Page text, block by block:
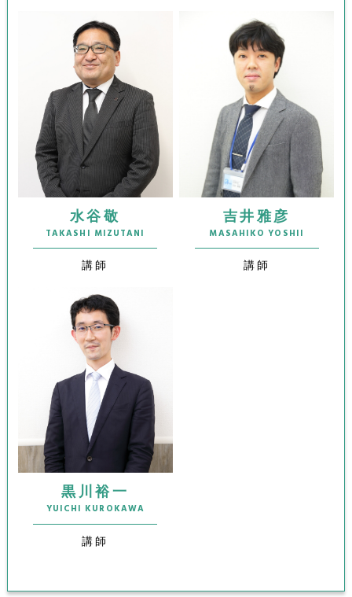
水谷敬
TAKASHI MIZUTANI
講師
吉井雅彦
MASAHIKO YOSHII
講師
黒川裕一
YUICHI KUROKAWA
講師